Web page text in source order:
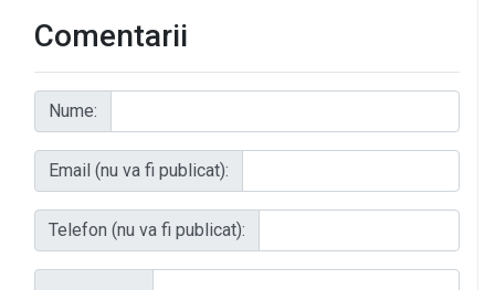
Comentarii
Nume:
Email (nu va fi publicat):
Telefon (nu va fi publicat):